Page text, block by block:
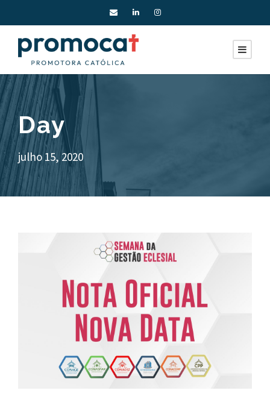
Day
julho 15, 2020